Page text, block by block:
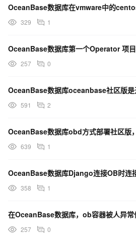
329 1
OceanBase数据库第一个Operator 项目
257 0
OceanBase数据库oceanbase社区版是
591 2
639 1
358 1
257 0